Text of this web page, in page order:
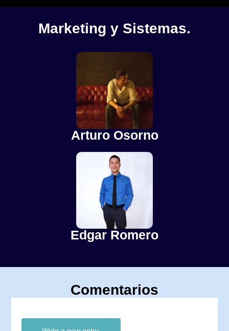
Marketing y Sistemas.
Arturo Osorno
Edgar Romero
Comentarios